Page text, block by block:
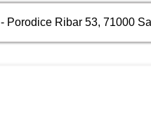
- Porodice Ribar 53, 71000